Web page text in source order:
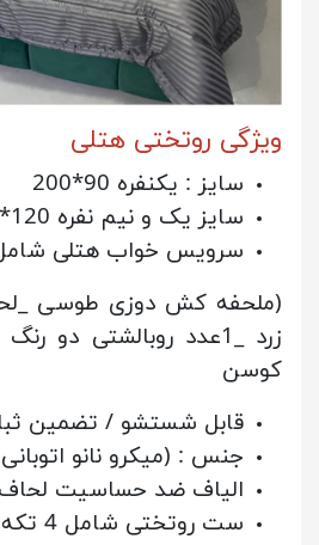
ویژگی روتختی هتلی
سایز : یکنفره 90*200
سایز یک و نیم نفره 120*200
سرویس خواب هتلی
(ملحفه کش دوزی طوسی _
زرد _1عدد روبالشتی دو رنگ زیپی -
کوسن
قابل شستشو / تضمین
جنس : (میکرو نانو
الیاف ضد حساسیت لحاف
ست روتختی شامل 4 تکه